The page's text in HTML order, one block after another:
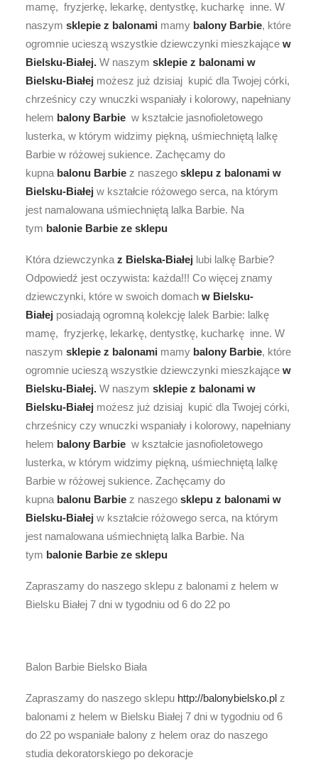
mamę, fryzjerkę, lekarkę, dentystkę, kucharkę inne. W
naszym sklepie z balonami mamy balony Barbie, które
ogromnie ucieszą wszystkie dziewczynki mieszkające w
Bielsku-Białej. W naszym sklepie z balonami w
Bielsku-Białej możesz już dzisiaj kupić dla Twojej córki,
chrześnicy czy wnuczki wspaniały i kolorowy, napełniany
helem balony Barbie w kształcie jasnofioletowego
lusterka, w którym widzimy piękną, uśmiechniętą lalkę
Barbie w różowej sukience. Zachęcamy do
kupna balonu Barbie z naszego sklepu z balonami w
Bielsku-Białej w kształcie różowego serca, na którym
jest namalowana uśmiechniętą lalka Barbie. Na
tym balonie Barbie ze sklepu
Która dziewczynka z Bielska-Białej lubi lalkę Barbie?
Odpowiedź jest oczywista: każda!!! Co więcej znamy
dziewczynki, które w swoich domach w Bielsku-
Białej posiadają ogromną kolekcję lalek Barbie: lalkę
mamę, fryzjerkę, lekarkę, dentystkę, kucharkę inne. W
naszym sklepie z balonami mamy balony Barbie, które
ogromnie ucieszą wszystkie dziewczynki mieszkające w
Bielsku-Białej. W naszym sklepie z balonami w
Bielsku-Białej możesz już dzisiaj kupić dla Twojej córki,
chrześnicy czy wnuczki wspaniały i kolorowy, napełniany
helem balony Barbie w kształcie jasnofioletowego
lusterka, w którym widzimy piękną, uśmiechniętą lalkę
Barbie w różowej sukience. Zachęcamy do
kupna balonu Barbie z naszego sklepu z balonami w
Bielsku-Białej w kształcie różowego serca, na którym
jest namalowana uśmiechniętą lalka Barbie. Na
tym balonie Barbie ze sklepu
Zapraszamy do naszego sklepu z balonami z helem w
Bielsku Białej 7 dni w tygodniu od 6 do 22 po
Balon Barbie Bielsko Biała
Zapraszamy do naszego sklepu http://balonybielsko.pl z
balonami z helem w Bielsku Białej 7 dni w tygodniu od 6
do 22 po wspaniałe balony z helem oraz do naszego
studia dekoratorskiego po dekoracje